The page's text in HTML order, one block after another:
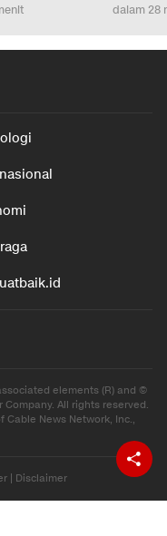
dalam 28
elements (R) and ©
Company. All rights reserved.
Cable News Network, Inc.,
Disclaimer